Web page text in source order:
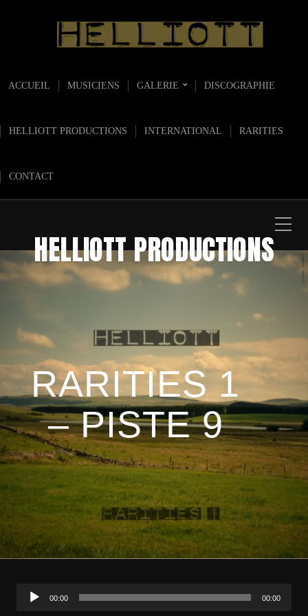
ACCUEIL MUSICIENS GALERIE DISCOGRAPHIE
HELLIOTT PRODUCTIONS INTERNATIONAL RARITIES
CONTACT
HELLIOTT PRODUCTIONS
RARITIES 1
– PISTE 9
audio
00:00 00:00